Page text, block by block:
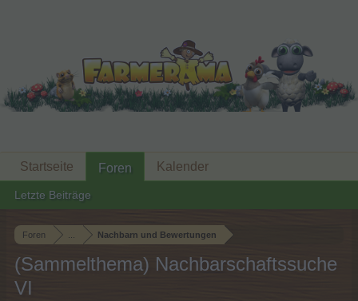
Foren Nachbarn und Bewertungen
(Sammelthema) Nachbarschaftssuche
VI
Startseite Foren
Letzte Beiträge
Kalender